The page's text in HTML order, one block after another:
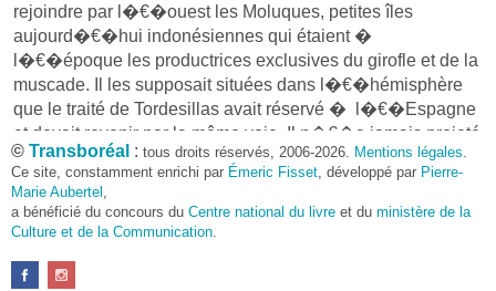
rejoindre par l�€�ouest les Moluques, petites îles
aujourd�€�hui indonésiennes qui étaient �
l�€�époque les productrices exclusives du girofle et de la
muscade. Il les supposait situées dans l�€�hémisphère
que le traité de Tordesillas avait réservé � l�€�Espagne
et devait revenir par la même voie. Il n�€�a jamais projeté
de faire un tour du monde. Son décès prématuré, le
27� avril� 1521 sur l�€�île de Mactan aux Philippines,
ne lui permettra pas de le réaliser. L�€�ancien mutin Juan
Sebastián Elcano en recevra les honneurs au retour �
navigateur est d�€�avoir résisté � ses hommes et aux
© Transboréal : tous droits réservés, 2006-2026. Mentions légales.
Ce site, constamment enrichi par Émeric Fisset, développé par Pierre-
Marie Aubertel ,
a bénéficié du concours du Centre national du livre et du ministère de la
Culture et de la Communication.